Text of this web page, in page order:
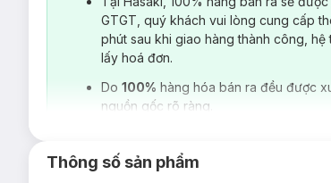
GTGT, quý khách vui lòng cung cấp
phút sau khi giao hàng thành công,
lấy hoá đơn.
Do 100% hàng hóa bán ra đều được
nguồn gốc rõ ràng.
Thông số sản phẩm